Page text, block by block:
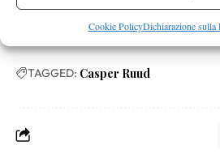
Cookie PolicyDichiarazione sulla
TAGGED: Casper Ruud